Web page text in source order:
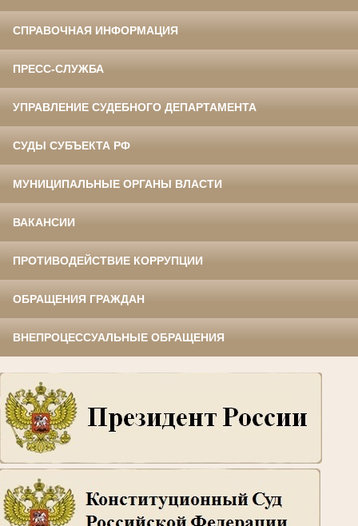
СПРАВОЧНАЯ ИНФОРМАЦИЯ
ПРЕСС-СЛУЖБА
УПРАВЛЕНИЕ СУДЕБНОГО ДЕПАРТАМЕНТА
СУДЫ СУБЪЕКТА РФ
МУНИЦИПАЛЬНЫЕ ОРГАНЫ ВЛАСТИ
ВАКАНСИИ
ПРОТИВОДЕЙСТВИЕ КОРРУПЦИИ
ОБРАЩЕНИЯ ГРАЖДАН
ВНЕПРОЦЕССУАЛЬНЫЕ ОБРАЩЕНИЯ